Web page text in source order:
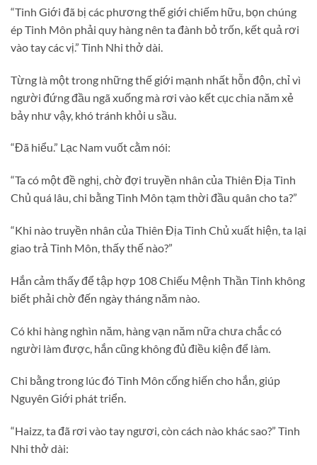
“Tinh Giới đã bị các phương thế giới chiếm hữu, bọn chúng
ép Tinh Môn phải quy hàng nên ta đành bỏ trốn, kết quả rơi
vào tay các vị.” Tinh Nhi thở dài.
Từng là một trong những thế giới mạnh nhất hỗn độn, chỉ vì
người đứng đầu ngã xuống mà rơi vào kết cục chia năm xẻ
bảy như vậy, khó tránh khỏi u sầu.
“Đã hiểu.” Lạc Nam vuốt cằm nói:
“Ta có một đề nghị, chờ đợi truyền nhân của Thiên Địa Tinh
Chủ quá lâu, chi bằng Tinh Môn tạm thời đầu quân cho ta?”
“Khi nào truyền nhân của Thiên Địa Tinh Chủ xuất hiện, ta lại
giao trả Tinh Môn, thấy thế nào?”
Hắn cảm thấy để tập hợp 108 Chiếu Mệnh Thần Tinh không
biết phải chờ đến ngày tháng năm nào.
Có khi hàng nghìn năm, hàng vạn năm nữa chưa chắc có
người làm được, hắn cũng không đủ điều kiện để làm.
Chi bằng trong lúc đó Tinh Môn cống hiến cho hắn, giúp
Nguyên Giới phát triển.
“Haizz, ta đã rơi vào tay ngươi, còn cách nào khác sao?” Tinh
Nhi thở dài: